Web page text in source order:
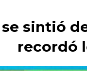
se sintió
recordó